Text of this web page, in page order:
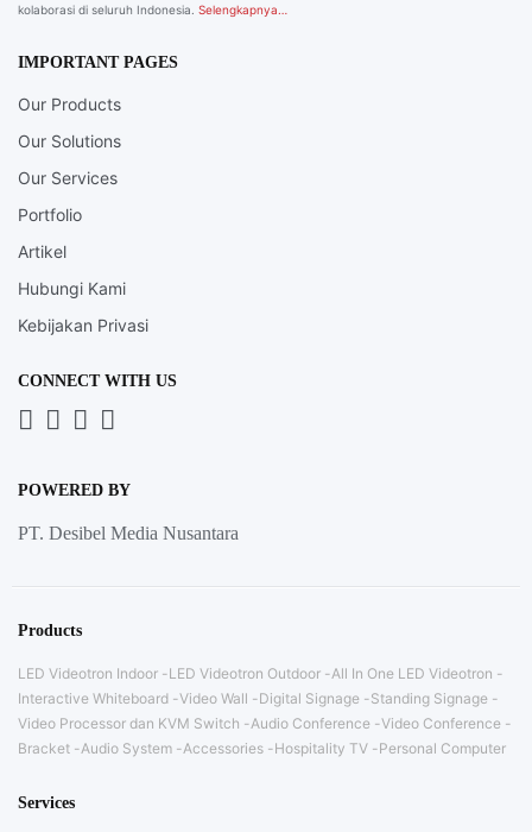
kolaborasi di seluruh Indonesia. Selengkapnya…
IMPORTANT PAGES
Our Products
Our Solutions
Our Services
Portfolio
Artikel
Hubungi Kami
Kebijakan Privasi
CONNECT WITH US
POWERED BY
PT. Desibel Media Nusantara
Products
LED Videotron Indoor LED Videotron Outdoor
All In One LED Videotron
Interactive Whiteboard Video Wall Digital Signage
Standing Signage
Video Processor dan KVM Switch
Audio Conference Video Conference
Bracket
Audio System Accessories Hospitality TV Personal Computer
Services